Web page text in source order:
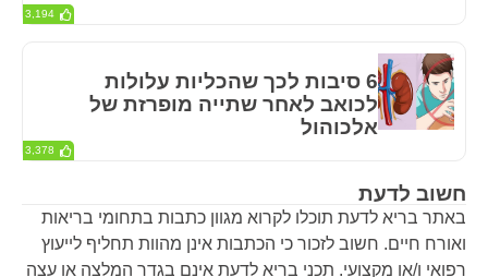
חשוב לדעת
באתר בריא לדעת תוכלו לקרוא מגוון כתבות בתחומי בריאות
ואורח חיים. חשוב לזכור כי הכתבות אינן מהוות תחליף לייעוץ
רפואי ו/או מקצועי. תכני בריא לדעת אינם בגדר המלצה או עצה
3,194
6 סיבות לכך שהכליות עלולות
לכואב לאחר שתייה מופרזת של
אלכוהול
3,378